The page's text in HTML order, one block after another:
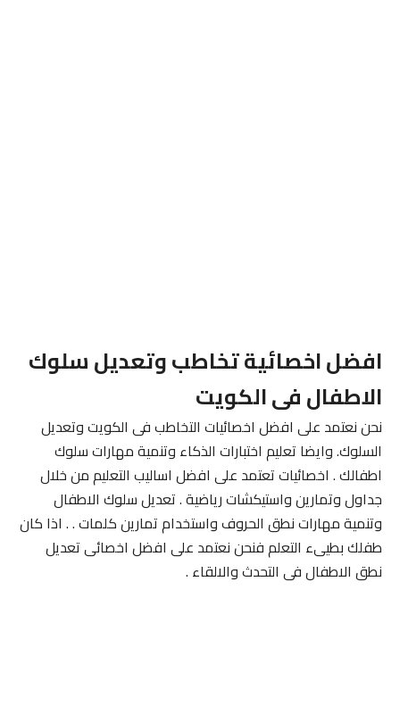
افضل اخصائية تخاطب وتعديل سلوك
الاطفال فى الكويت
نحن نعتمد على افضل اخصائيات التخاطب فى الكويت وتعديل
السلوك. وايضا تعليم اختبارات الذكاء وتنمية مهارات سلوك
اطفالك . اخصائيات تعتمد على افضل اساليب التعليم من خلال
جداول وتمارين واستيكشات رياضية . تعديل سلوك الاطفال
وتنمية مهارات نطق الحروف واستخدام تمارين كلمات . . اذا كان
طفلك بطيىء التعلم فنحن نعتمد على افضل اخصائى تعديل
نطق الاطفال فى التحدث والالقاء .